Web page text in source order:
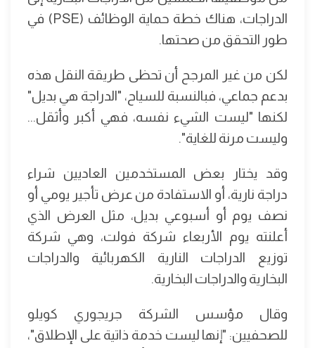
الدراجات، هناك خطة حماية الوظائف (PSE) في
طور التحقق من صحتها.
لكن من غير المرجح أن تحظى طريقة النقل هذه
بدعم جماعي، فبالنسبة للسياح، "الدراجة هي بديل"
لكنها "ليست الشيء نفسه، فهي أكبر وأثقل...
وليست مرنة للغاية".
وقد يختار بعض المستخدمين العاديين شراء
دراجة نارية، أو الاستفادة من عرض تأجير يومي أو
نصف يوم أو أسبوعي بديل، مثل العرض الذي
أعلنته يوم الأربعاء شركة فولت، وهي شركة
توزيع الدراجات النارية الكهربائية والدراجات
البخارية والدراجات البخارية.
وقال مؤسس الشركة جريجوري كويلو
للصحفيين: "إنها ليست خدمة ذاتية على الإطلاق"،